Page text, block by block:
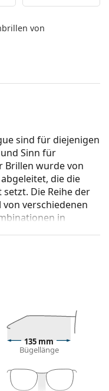
von
sind für diejenigen
Sinn für
Brillen wurde von
die die
Die Reihe der
verschiedenen
in
von Lentiamo
dieser
passt perfekt zu
Haar.
sind eine
135 mm
Bügellänge